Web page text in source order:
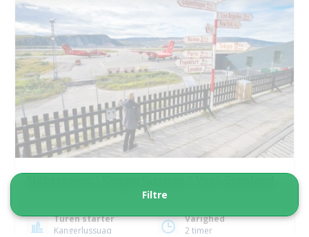
Turen starter
Kangerlussuaq
Varighed
2 timer
Filtre